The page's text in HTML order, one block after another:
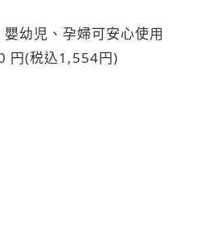
幼児、孕婦可安心使用
円(税込1,554円)